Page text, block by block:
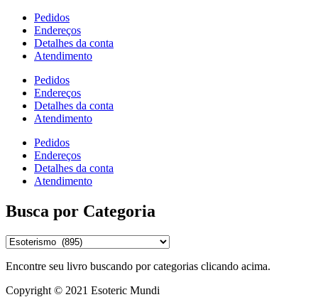
Pedidos
Endereços
Detalhes da conta
Atendimento
Pedidos
Endereços
Detalhes da conta
Atendimento
Pedidos
Endereços
Detalhes da conta
Atendimento
Busca por Categoria
Encontre seu livro buscando por categorias clicando acima.
Copyright © 2021 Esoteric Mundi